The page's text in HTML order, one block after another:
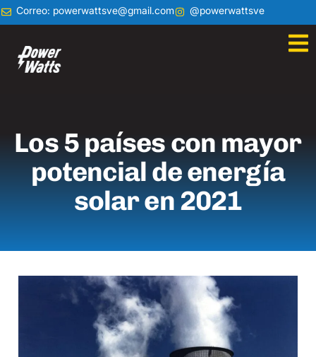
Correo: powerwattsve@gmail.com @powerwattsve
Los 5 países con mayor
potencial de energía
solar en 2021